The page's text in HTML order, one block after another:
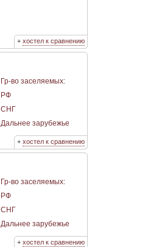
+ хостел к сравнению
Гр-во заселяемых:
РФ
СНГ
Дальнее зарубежье
+ хостел к сравнению
Гр-во заселяемых:
РФ
СНГ
Дальнее зарубежье
+ хостел к сравнению